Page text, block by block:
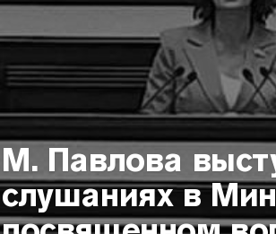
М. Павлова
слушаниях в